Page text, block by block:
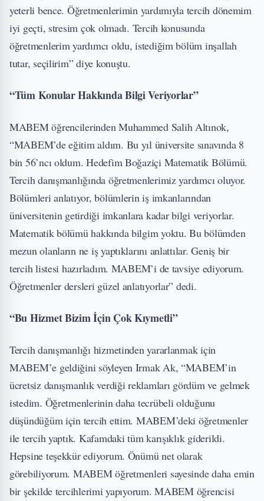
yeterli bence. Öğretmenlerimin yardımıyla tercih dönemim
iyi geçti, stresim çok olmadı. Tercih konusunda
öğretmenlerim yardımcı oldu, istediğim bölüm inşallah
tutar, seçilirim” diye konuştu.
“Tüm Konular Hakkında Bilgi Veriyorlar”
MABEM öğrencilerinden Muhammed Salih Altınok,
“MABEM’de eğitim aldım. Bu yıl üniversite sınavında 8
bin 56’ncı oldum. Hedefim Boğaziçi Matematik Bölümü.
Tercih danışmanlığında öğretmenlerimiz yardımcı oluyor.
Bölümleri anlatıyor, bölümlerin iş imkanlarından
üniversitenin getirdiği imkanlara kadar bilgi veriyorlar.
Matematik bölümü hakkında bilgim yoktu. Bu bölümden
mezun olanların ne iş yaptıklarını anlattılar. Geniş bir
tercih listesi hazırladım. MABEM’i de tavsiye ediyorum.
Öğretmenler dersleri güzel anlatıyorlar” dedi.
“Bu Hizmet Bizim İçin Çok Kıymetli”
Tercih danışmanlığı hizmetinden yararlanmak için
MABEM’e geldiğini söyleyen Irmak Ak, “MABEM’in
ücretsiz danışmanlık verdiği reklamları gördüm ve gelmek
istedim. Öğretmenlerinin daha tecrübeli olduğunu
düşündüğüm için tercih ettim. MABEM’deki öğretmenler
ile tercih yaptık. Kafamdaki tüm karışıklık giderildi.
Hepsine teşekkür ediyorum. Önümü net olarak
görebiliyorum. MABEM öğretmenleri sayesinde daha emin
bir şekilde tercihlerimi yapıyorum. MABEM öğrencisi